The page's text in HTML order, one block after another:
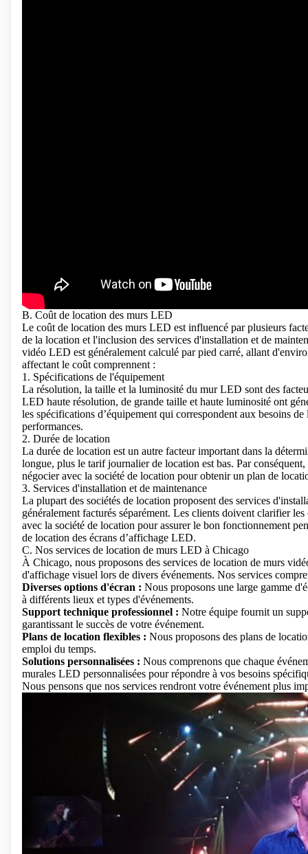
B. Coût de location des murs LED
Le coût de location des murs LED est influencé par plusieurs
de la location et l'inclusion des services d'installation et de
vidéo LED est généralement calculé par pied carré, allant
affectant le coût comprennent :
1. Spécifications de l'équipement
La résolution, la taille et la luminosité du mur LED sont des
LED haute résolution, de grande taille et haute luminosité ont
les spécifications d’équipement qui correspondent aux besoins
performances.
2. Durée de location
La durée de location est un autre facteur important dans la
longue, plus le tarif journalier de location est bas. Par
négocier avec la société de location pour obtenir un plan de
3. Services d'installation et de maintenance
La plupart des sociétés de location proposent des services
généralement facturés séparément. Les clients doivent clarifier
avec la société de location pour assurer le bon fonctionnement
de location des écrans d’affichage LED.
C. Nos services de location de murs LED à Chicago
À Chicago, nous proposons des services de location de murs
d'affichage visuel lors de divers événements. Nos services
Diverses options d'écran : Nous proposons une large gamme
à différents lieux et types d'événements.
Support technique professionnel : Notre équipe fournit un
garantissant le succès de votre événement.
Plans de location flexibles : Nous proposons des plans de
emploi du temps.
Solutions personnalisées : Nous comprenons que chaque
murales LED personnalisées pour répondre à vos besoins
Nous pensons que nos services rendront votre événement plus